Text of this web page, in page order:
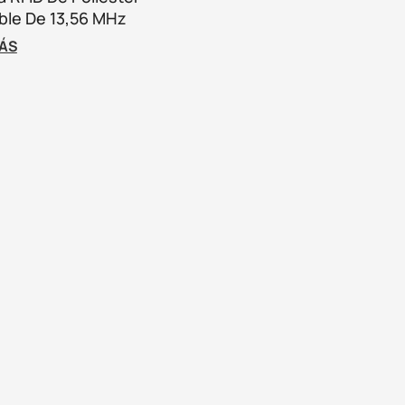
De 13,56 MHz
Deportivos,